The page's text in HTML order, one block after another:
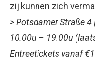
zij kunnen zich
> Potsdamer Straße 4
10.00u – 19.00u
Entreetickets vanaf